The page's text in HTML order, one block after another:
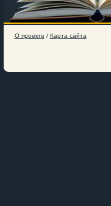
О проекте / Карта сайта